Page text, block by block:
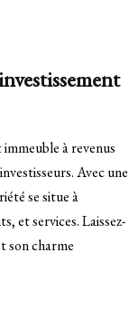
à revenus
Avec une
se situe à
et services. Laissez-
son charme